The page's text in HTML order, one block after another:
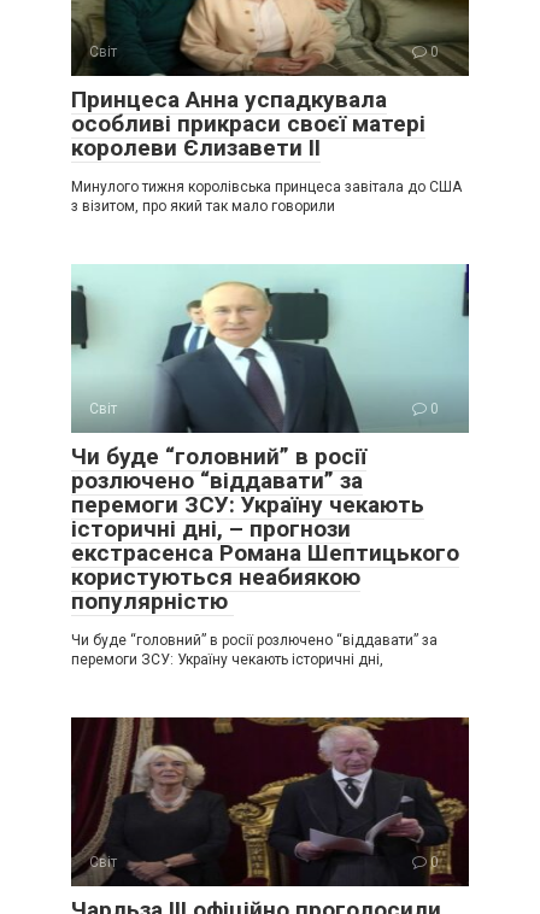
Світ 0
Принцеса Анна успадкувала
особливі прикраси своєї матері
королеви Єлизавети II
Минулого тижня королівська принцеса завітала до США
з візитом, про який так мало говорили
Світ 0
Чи буде “головний” в росії
розлючено “віддавати” за
перемоги ЗСУ: Україну чекають
історичні дні, – прогнози
екстрасенса Романа Шептицького
користуються неабиякою
популярністю
Чи буде “головний” в росії розлючено “віддавати” за
перемоги ЗСУ: Україну чекають історичні дні,
Світ 0